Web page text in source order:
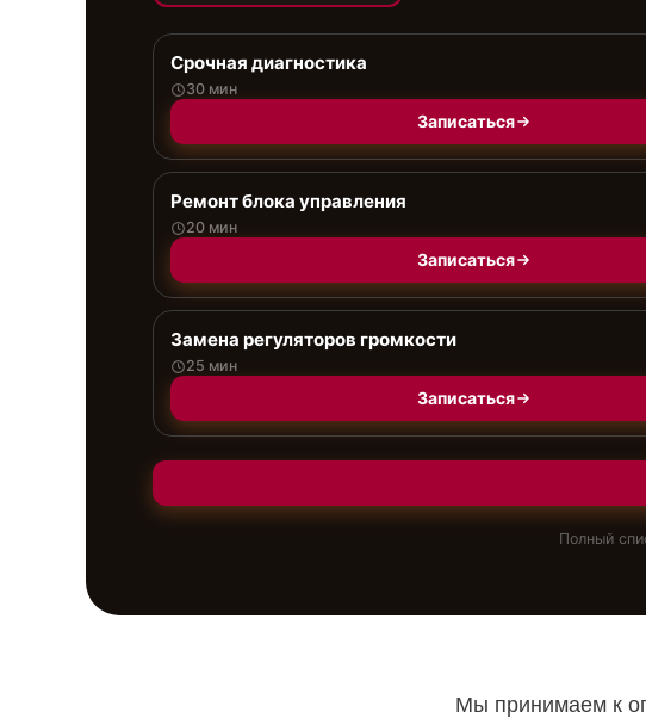
Срочная диагностика
30 мин
Записаться
Ремонт блока управления
20 мин
Записаться
Замена регуляторов громкости
25 мин
Записаться
Полный
Мы принимаем к